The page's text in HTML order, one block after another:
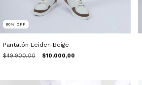
80% OFF
Pantalón Leiden Beige
$49.900,00 $10.000,00